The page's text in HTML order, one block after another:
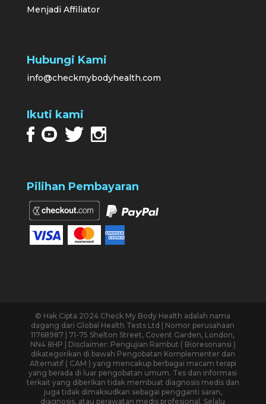
Menjadi Affiliator
Hubungi Kami
info@checkmybodyhealth.com
Ikuti kami
Pilihan Pembayaran
© Hak Cipta 2024 Check My Body Health adalah nama
dagang dari Global Health Tests Ltd | Nomor perusahaan
11768987 | 71-75 Shelton Street, Covent Garden, London,
NN4 8HP | Disclaimer: Pengujian Rambut ( Bioresonansi )
dikategorikan di bawah Pengobatan Komplementer dan
Alternatif ( CAM ) yang mencakup berbagai macam terapi
yang berada di luar pengobatan umum. Tes dan informasi
terkait yang diberikan tidak membuat diagnosis medis dan
juga tidak dimaksudkan sebagai pengganti saran,
diagnosis, atau perawatan medis profesional. Selalu